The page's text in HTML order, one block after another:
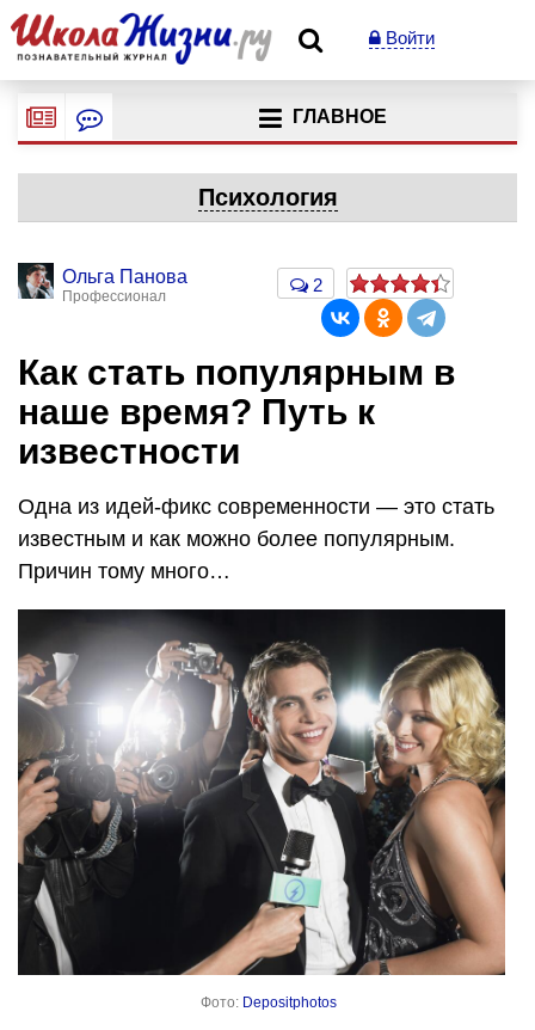
Войти
ГЛАВНОЕ
Психология
Ольга Панова
Профессионал
2
Как стать популярным в
наше время? Путь к
известности
Одна из идей-фикс современности — это стать
известным и как можно более популярным.
Причин тому много…
Фото: Depositphotos